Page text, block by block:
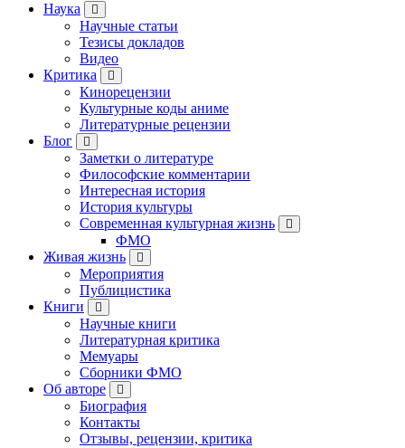
Наука
Научные статьи
Тезисы докладов
Видео
Критика
Кинорецензии
Культурные коды аниме
Литературные рецензии
Блог
Заметки о литературе
Философские комментарии
Интересная история
История культуры
Современная культурная жизнь
ФМО
Живая жизнь
Мероприятия
Публицистика
Книги
Научные книги
Литературная критика
Мемуары
Сборники ФМО
Об авторе
Биография
Контакты
Отзывы, рецензии, критика